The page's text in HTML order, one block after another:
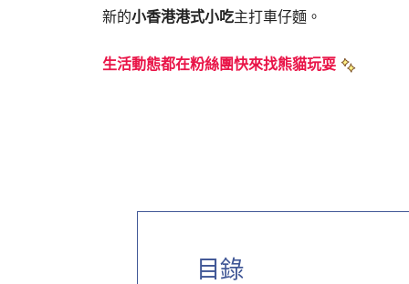
新的小香港港式小吃主打車仔麵。
生活動態都在粉絲團快來找熊貓玩耍
目錄